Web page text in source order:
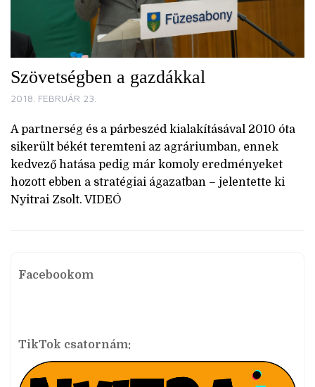
Szövetségben a gazdákkal
2018. FEBRUÁR 23.
A partnerség és a párbeszéd kialakításával 2010 óta
sikerült békét teremteni az agráriumban, ennek
kedvező hatása pedig már komoly eredményeket
hozott ebben a stratégiai ágazatban – jelentette ki
Nyitrai Zsolt. VIDEÓ
Facebookom
TikTok csatornám: